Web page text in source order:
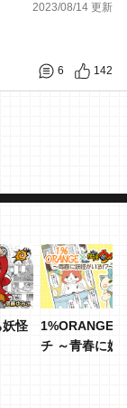
2023/08/14 更新
6 142
妖怪
1%ORANGE×
チ ～青春に妖